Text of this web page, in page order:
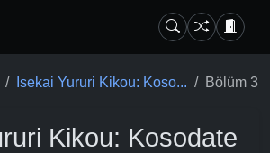
Isekai Yururi Kikou: Koso... Bölüm 3
Kikou: Kosodate